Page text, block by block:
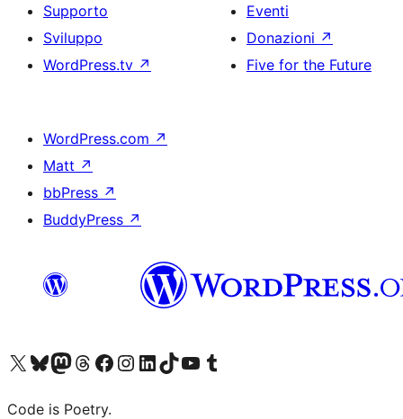
Supporto
Sviluppo
WordPress.tv ↗
Eventi
Donazioni ↗
Five for the Future
WordPress.com ↗
Matt ↗
bbPress ↗
BuddyPress ↗
Visita il nostro account X (ex Twitter)
Visita il nostro account Bluesky
Visita il nostro account Mastodon
Visita il nostro account Threads
Visita la nostra pagina Facebook
Visita il nostro account Instagram
Visita il nostro account LinkedIn
Visita il nostro account TikTok
Visita il nostro canale YouTube
Visita il nostro account Tumblr
Code is Poetry.